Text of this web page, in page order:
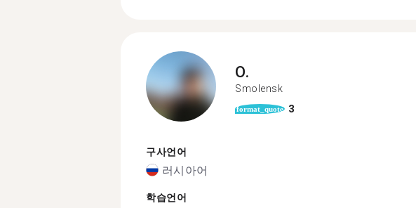
O.
Smolensk
format_quote 3
구사언어
러시아어
학습언어